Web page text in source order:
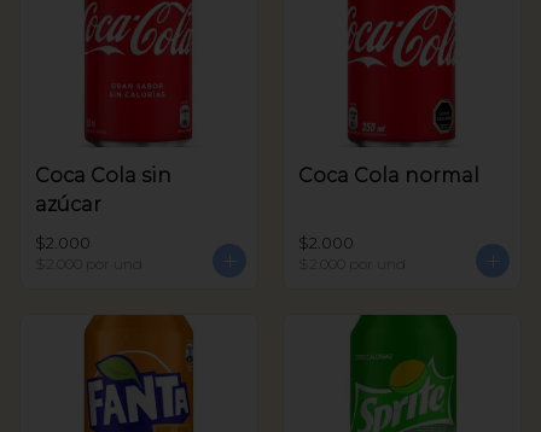
Coca Cola sin
azúcar
$2.000
$2.000 por und
Coca Cola normal
$2.000
$2.000 por und